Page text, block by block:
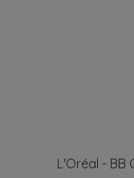
L'Oréal - BB